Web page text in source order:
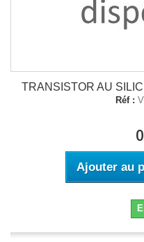
TRANSISTOR AU
Réf :
Ajouter au